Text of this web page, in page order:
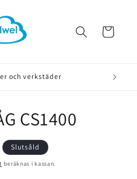
Varukorg
och verkstäder
CS1400
Slutsåld
beräknas i kassan.